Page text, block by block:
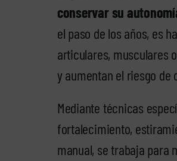
conservar su
el paso de los años, es
articulares, musculares
y aumentan el riesgo de
Mediante técnicas
fortalecimiento,
manual, se trabaja para